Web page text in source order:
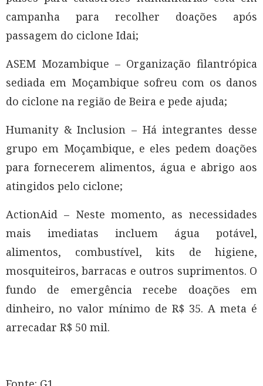
campanha para recolher doações após
passagem do ciclone Idai;
ASEM Mozambique – Organização filantrópica
sediada em Moçambique sofreu com os danos
do ciclone na região de Beira e pede ajuda;
Humanity & Inclusion – Há integrantes desse
grupo em Moçambique, e eles pedem doações
para fornecerem alimentos, água e abrigo aos
atingidos pelo ciclone;
ActionAid – Neste momento, as necessidades
mais imediatas incluem água potável,
alimentos, combustível, kits de higiene,
mosquiteiros, barracas e outros suprimentos. O
fundo de emergência recebe doações em
dinheiro, no valor mínimo de R$ 35. A meta é
arrecadar R$ 50 mil.